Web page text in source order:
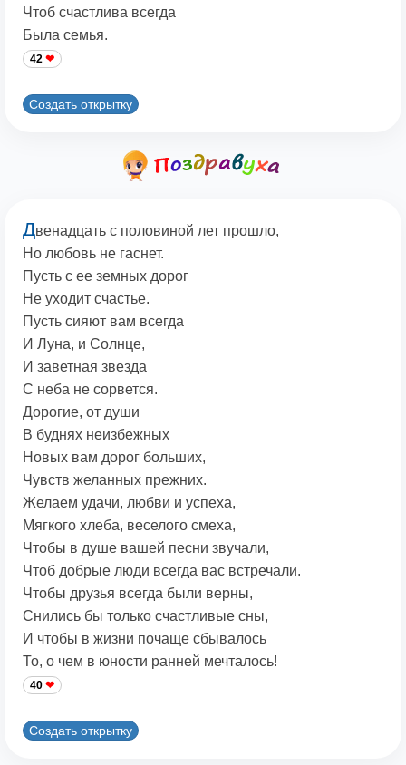
Чтоб счастлива всегда
Была семья.
42
Создать открытку
Двенадцать с половиной лет прошло,
Но любовь не гаснет.
Пусть с ее земных дорог
Не уходит счастье.
Пусть сияют вам всегда
И Луна, и Солнце,
И заветная звезда
С неба не сорвется.
Дорогие, от души
В буднях неизбежных
Новых вам дорог больших,
Чувств желанных прежних.
Желаем удачи, любви и успеха,
Мягкого хлеба, веселого смеха,
Чтобы в душе вашей песни звучали,
Чтоб добрые люди всегда вас встречали.
Чтобы друзья всегда были верны,
Снились бы только счастливые сны,
И чтобы в жизни почаще сбывалось
То, о чем в юности ранней мечталось!
40
Создать открытку